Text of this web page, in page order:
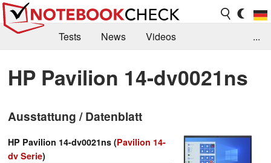
Tests News
Videos
Kaufberatung
Deals Suche
Jobs
Forum
...
HP Pavilion 14-dv0021ns
Ausstattung / Datenblatt
HP Pavilion 14-dv0021ns (Pavilion 14-
dv Serie)